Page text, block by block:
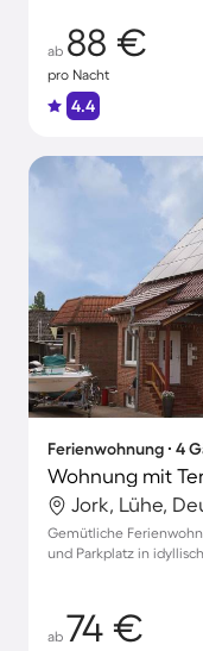
ab 88 €
pro Nacht
4.4
Ferienwohnung ∙ 4
Wohnung mit
Jork, Lühe,
Gemütliche
und Parkplatz in
ab 74 €